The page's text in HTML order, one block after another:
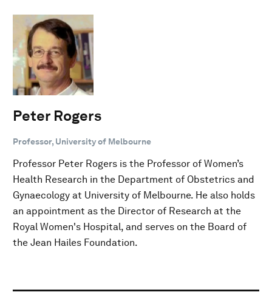
Peter Rogers
Professor, University of Melbourne
Professor Peter Rogers is the Professor of Women’s
Health Research in the Department of Obstetrics and
Gynaecology at University of Melbourne. He also holds
an appointment as the Director of Research at the
Royal Women's Hospital, and serves on the Board of
the Jean Hailes Foundation.